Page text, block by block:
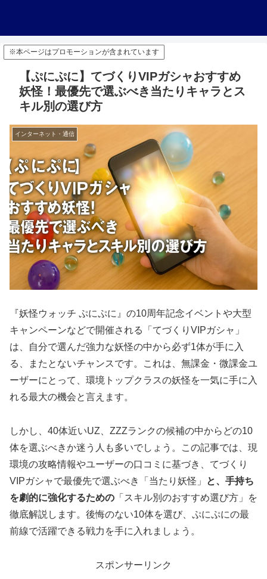
※本ページはプロモーションが含まれています
【ぷにぷに】てづくりVIPガシャおすすめ
妖怪！最優先で選ぶべき当たりキャラとス
キル別の選び方
インターネット・通信
『妖怪ウォッチ ぷにぷに』の10周年記念イベントや大型
キャンペーンなどで開催される「てづくりVIPガシャ」
は、自分で選んだ強力な妖怪の中から必ず1体が手に入
る、またとないチャンスです。これは、無課金・微課金ユ
ーザーにとって、環境トップクラスの妖怪を一気に手に入
れる最大の機会と言えます。
しかし、40体近いUZ、ZZZランクの候補の中からどの10
体を選ぶべきか迷う人も多いでしょう。この記事では、現
環境の攻略情報やユーザーの口コミに基づき、てづくり
VIPガシャで最優先で選ぶべき「当たり妖怪」
と、手持ち
を劇的に強化するための 「スキル別のおすすめ選び方」を
徹底解説します。後悔のない10体を選び、ぷにぷにの最
前線で活躍できる戦力を手に入れましょう。
スポンサーリンク